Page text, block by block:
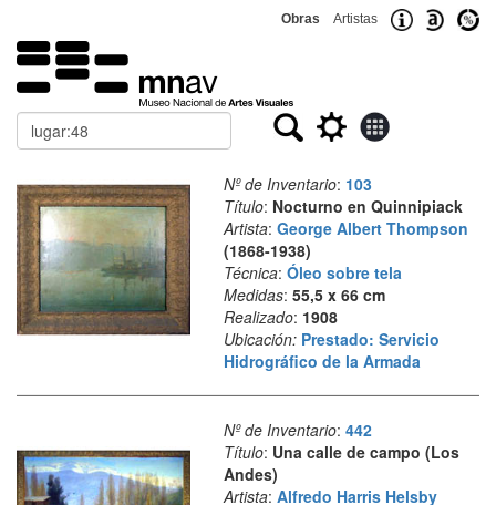
Obras Artistas
Buscar
Nº de Inventario: 103
Título: Nocturno en Quinnipiack
Artista: George Albert Thompson
(1868-1938)
Técnica: Óleo sobre tela
Medidas: 55,5 x 66 cm
Realizado: 1908
Ubicación: Prestado: Servicio
Hidrográfico de la Armada
Nº de Inventario: 442
Título: Una calle de campo (Los
Andes)
Artista: Alfredo Harris Helsby